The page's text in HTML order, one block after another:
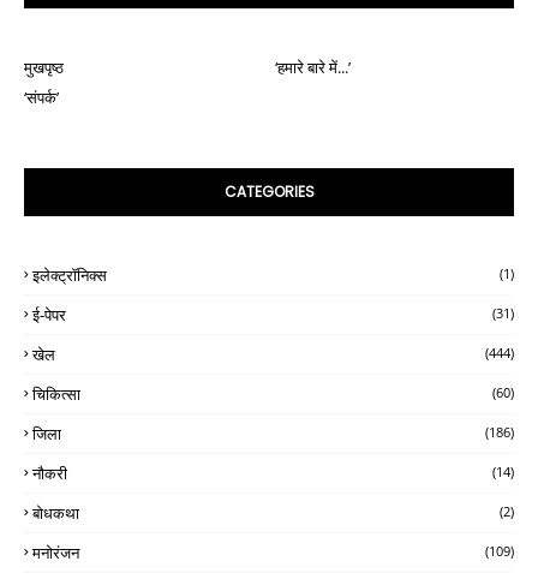
मुखपृष्ठ
‘हमारे बारे में...’
‘संपर्क’
CATEGORIES
इलेक्ट्रॉनिक्स (1)
ई-पेपर (31)
खेल (444)
चिकित्सा (60)
जिला (186)
नौकरी (14)
बोधकथा (2)
मनोरंजन (109)